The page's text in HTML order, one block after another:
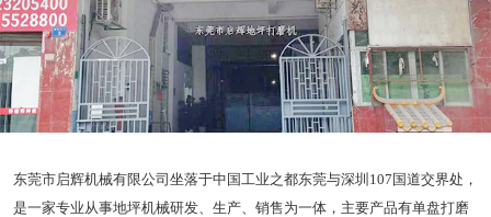
东莞市启辉机械有限公司坐落于中国工业之都东莞与深圳107国道交界处，
是一家专业从事地坪机械研发、生产、销售为一体，主要产品有单盘打磨